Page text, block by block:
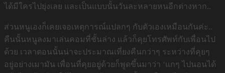
ได้มีใครไปยุ่งเลย และเป็นแบบนั้นวันละหลายหนอีกต่างหาก..
ส่วนหนูเองก็เคยเจอเหตุการณ์แปลกๆ กับตัวเองเหมือนกันค่ะ..
คืนนั้นหนูลงมาเล่นคอมที่ชั้นล่าง แล้วก็คุยโทรศัพท์กับเพื่อนไป
ด้วย เวลาตอนนั้นน่าจะประมาณเที่ยงคืนกว่าๆ ระหว่างที่คุยๆ
อยู่อย่างเมามัน เพื่อนที่คุยอยู่ด้วยก็พูดขึ้นมาว่า ‘แกๆ ไปนอนได้